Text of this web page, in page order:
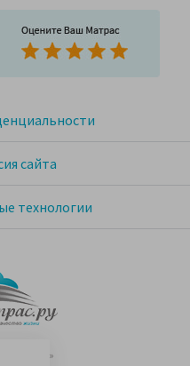
матрас»
сайта
технологии